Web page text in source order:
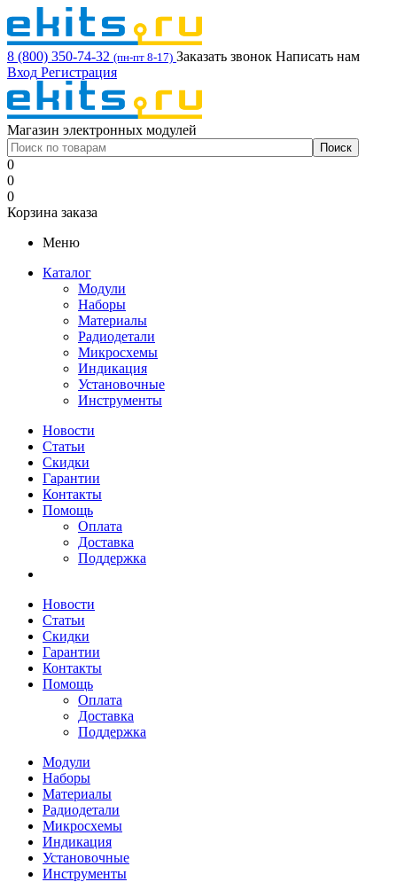
8 (800) 350-74-32 (пн-пт 8-17) Заказать звонок Написать нам
Вход Регистрация
Магазин электронных модулей
0
0
0
Корзина заказа
Меню
Каталог
Модули
Наборы
Материалы
Радиодетали
Микросхемы
Индикация
Установочные
Инструменты
Новости
Статьи
Скидки
Гарантии
Контакты
Помощь
Оплата
Доставка
Поддержка
Новости
Статьи
Скидки
Гарантии
Контакты
Помощь
Оплата
Доставка
Поддержка
Модули
Наборы
Материалы
Радиодетали
Микросхемы
Индикация
Установочные
Инструменты